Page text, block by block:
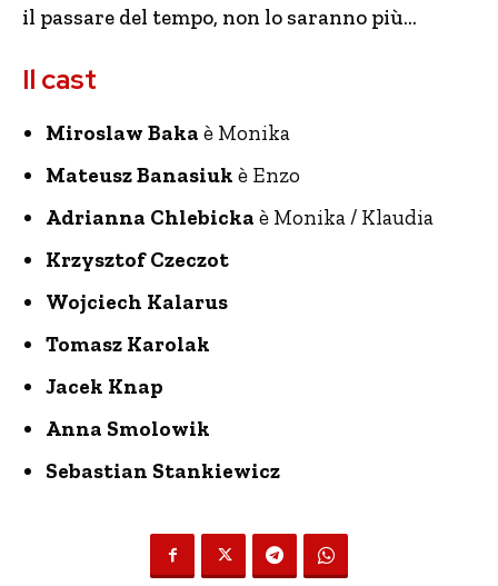
il passare del tempo, non lo saranno più…
Il cast
Miroslaw Baka è Monika
Mateusz Banasiuk è Enzo
Adrianna Chlebicka è Monika / Klaudia
Krzysztof Czeczot
Wojciech Kalarus
Tomasz Karolak
Jacek Knap
Anna Smolowik
Sebastian Stankiewicz